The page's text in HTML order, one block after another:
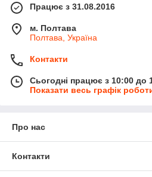
Працює з 31.08.2016
м. Полтава
Полтава, Україна
Контакти
Сьогодні працює з 10:00 до
Показати весь графік
Про нас
Контакти